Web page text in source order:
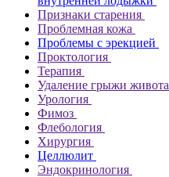
Признаки старения
Проблемная кожа
Проблемы с эрекцией
Проктология
Терапия
Удаление грыжи живота
Урология
Фимоз
Флебология
Хирургия
Целлюлит
Эндокринология